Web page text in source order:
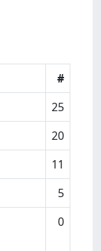
#
25
20
11
5
0